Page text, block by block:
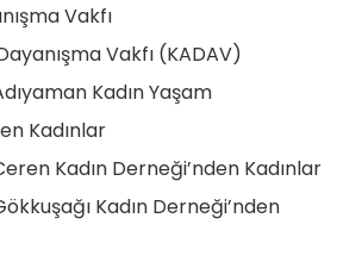
Vakfı
Vakfı (KADAV)
Kadın Yaşam
Kadınlar
Kadın Derneği’nden Kadınlar
Kadın Derneği’nden